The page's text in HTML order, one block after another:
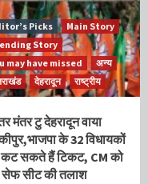
Picks
Main Story
Story
may have missed
अन्य
देहरादून राष्ट्रीय
मंतर टु देहरादून वाया
के 32 विधायकों
सकते हैं टिकट, CM को
सेफ सीट की तलाश